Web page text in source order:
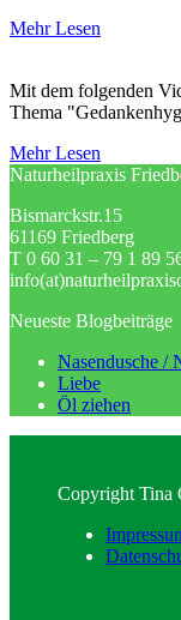
Mehr Lesen
Mit dem folgenden
Thema
Mehr Lesen
Naturheilpraxis
Bismarckstr.15
61169 Friedberg
T 0 60 31 – 79 1 89
Neueste Blogbeiträge
Nasendusche /
Liebe
Öl ziehen
Copyright Tina